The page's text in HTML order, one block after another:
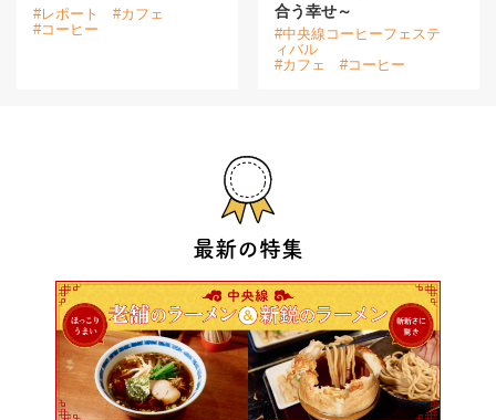
最新の特集
#レポート
#カフェ
#コーヒー
合う幸せ～
#中央線コーヒーフェステ
ィバル
#カフェ
#コーヒー